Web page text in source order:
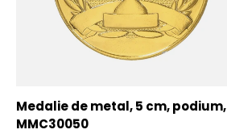
Medalie de metal, 5 cm, podium,
MMC30050